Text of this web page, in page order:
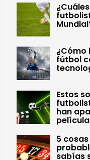
¿Cómo
fútbol
Estos
han
5
sabías